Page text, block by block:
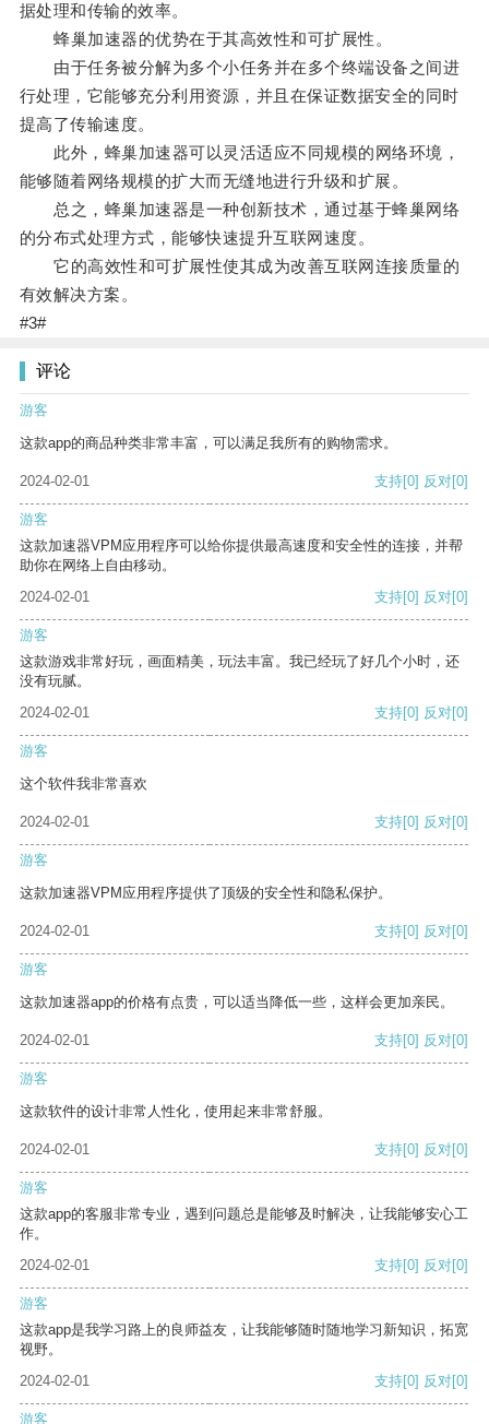
据处理和传输的效率。
蜂巢加速器的优势在于其高效性和可扩展性。
由于任务被分解为多个小任务并在多个终端设备之间进
行处理，它能够充分利用资源，并且在保证数据安全的同时
提高了传输速度。
此外，蜂巢加速器可以灵活适应不同规模的网络环境，
能够随着网络规模的扩大而无缝地进行升级和扩展。
总之，蜂巢加速器是一种创新技术，通过基于蜂巢网络
的分布式处理方式，能够快速提升互联网速度。
它的高效性和可扩展性使其成为改善互联网连接质量的
有效解决方案。
#3#
评论
游客
这款app的商品种类非常丰富，可以满足我所有的购物需求。
2024-02-01 支持[0] 反对[0]
游客
这款加速器VPM应用程序可以给你提供最高速度和安全性的连接，并帮
助你在网络上自由移动。
2024-02-01
支持[0] 反对[0]
游客
这款游戏非常好玩，画面精美，玩法丰富。我已经玩了好几个小时，还
没有玩腻。
2024-02-01
支持[0] 反对[0]
游客
这个软件我非常喜欢
2024-02-01 支持[0] 反对[0]
游客
这款加速器VPM应用程序提供了顶级的安全性和隐私保护。
2024-02-01 支持[0] 反对[0]
游客
这款加速器app的价格有点贵，可以适当降低一些，这样会更加亲民。
2024-02-01 支持[0] 反对[0]
游客
这款软件的设计非常人性化，使用起来非常舒服。
2024-02-01 支持[0] 反对[0]
游客
这款app的客服非常专业，遇到问题总是能够及时解决，让我能够安心工
作。
2024-02-01
支持[0] 反对[0]
游客
这款app是我学习路上的良师益友，让我能够随时随地学习新知识，拓宽
视野。
2024-02-01
支持[0] 反对[0]
游客